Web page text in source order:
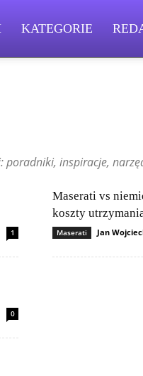
KATEGORIE
Rolls-Royce Skoda Subaru
inspiracje,
1
Maserati vs
koszty
Maserati Jan
0